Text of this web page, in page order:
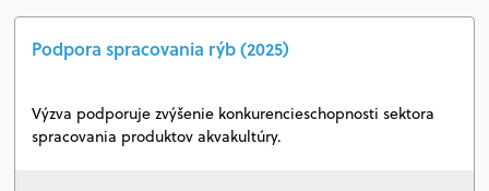
Podpora spracovania rýb (2025)
Výzva podporuje zvýšenie konkurencieschopnosti sektora
spracovania produktov akvakultúry.